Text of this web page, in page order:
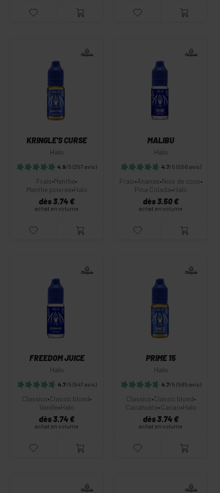
KRINGLE'S CURSE
Halo
4.9/5 (357 avis)
Frais•Menthe•
Menthe poivrée•Halo
dès 3.74 €
achat en volume
MALIBU
Halo
4.7/5 (556 avis)
Frais•Ananas•Noix de coco•
Pina Colada•Halo
dès 3.50 €
achat en volume
FREEDOM JUICE
Halo
4.7/5 (547 avis)
Classics•Classic blond•
Vanille•Halo
dès 3.74 €
achat en volume
PRIME 15
Halo
4.7/5 (585 avis)
Classics•Classic blond•
Cacahuète•Cacao•Halo
dès 3.74 €
achat en volume